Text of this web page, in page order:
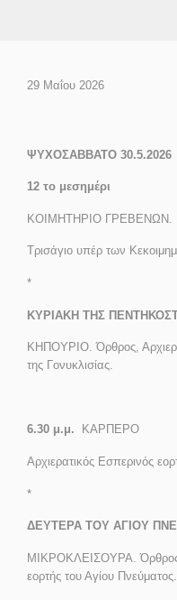
29 Μαΐου 2026
ΨΥΧΟΣΑΒΒΑΤΟ 30.5.2026
12 το μεσημέρι
ΚΟΙΜΗΤΗΡΙO ΓΡΕΒΕΝΩΝ.
Τρισάγιο υπέρ των
*
ΚΥΡΙΑΚΗ ΤΗΣ
ΚΗΠΟΥΡΙΟ. Όρθρος,
της Γονυκλισίας.
6.30 μ.μ. ΚΑΡΠΕΡΟ
Αρχιερατικός Εσπερινός
*
ΔΕΥΤΕΡΑ ΤΟΥ ΑΓΙΟΥ
ΜΙΚΡΟΚΛΕΙΣΟΥΡΑ. Όρθρος
εορτής του Αγίου Πνεύματος.